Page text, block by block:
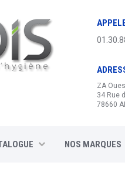
ZA
34 Rue
78660
NOS MARQUES